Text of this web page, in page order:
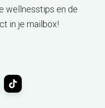
wellnesstips en de
in je mailbox!